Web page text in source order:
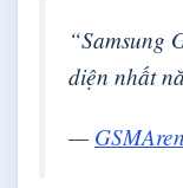
“Samsung
diện nhất
—